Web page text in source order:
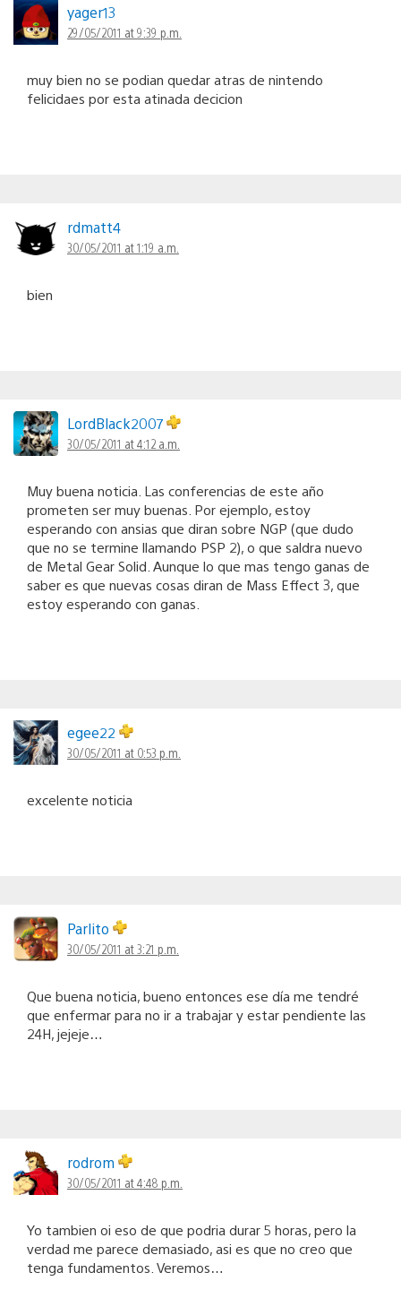
yager13
29/05/2011 at 9:39 p.m.
muy bien no se podian quedar atras de nintendo
felicidaes por esta atinada decicion
rdmatt4
30/05/2011 at 1:19 a.m.
bien
LordBlack2007
30/05/2011 at 4:12 a.m.
Muy buena noticia. Las conferencias de este año
prometen ser muy buenas. Por ejemplo, estoy
esperando con ansias que diran sobre NGP (que dudo
que no se termine llamando PSP 2), o que saldra nuevo
de Metal Gear Solid. Aunque lo que mas tengo ganas de
saber es que nuevas cosas diran de Mass Effect 3, que
estoy esperando con ganas.
egee22
30/05/2011 at 0:53 p.m.
excelente noticia
Parlito
30/05/2011 at 3:21 p.m.
Que buena noticia, bueno entonces ese día me tendré
que enfermar para no ir a trabajar y estar pendiente las
24H, jejeje…
rodrom
30/05/2011 at 4:48 p.m.
Yo tambien oi eso de que podria durar 5 horas, pero la
verdad me parece demasiado, asi es que no creo que
tenga fundamentos. Veremos…